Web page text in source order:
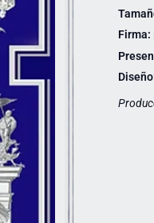
Firma: